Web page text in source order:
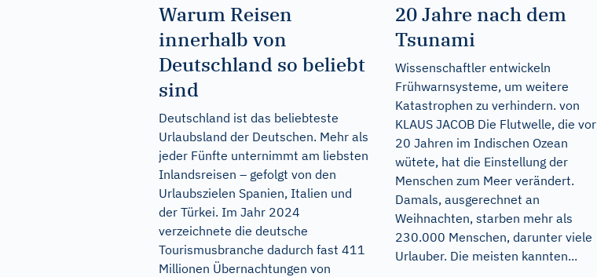
Warum Reisen
innerhalb von
Deutschland so beliebt
sind
Deutschland ist das beliebteste
Urlaubsland der Deutschen. Mehr als
jeder Fünfte unternimmt am liebsten
Inlandsreisen – gefolgt von den
Urlaubszielen Spanien, Italien und
der Türkei. Im Jahr 2024
verzeichnete die deutsche
Tourismusbranche dadurch fast 411
Millionen Übernachtungen von
20 Jahre nach dem
Tsunami
Wissenschaftler entwickeln
Frühwarnsysteme, um weitere
Katastrophen zu verhindern. von
KLAUS JACOB Die Flutwelle, die vor
20 Jahren im Indischen Ozean
wütete, hat die Einstellung der
Menschen zum Meer verändert.
Damals, ausgerechnet an
Weihnachten, starben mehr als
230.000 Menschen, darunter viele
Urlauber. Die meisten kannten...